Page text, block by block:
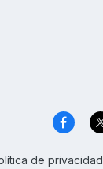
de privacidad